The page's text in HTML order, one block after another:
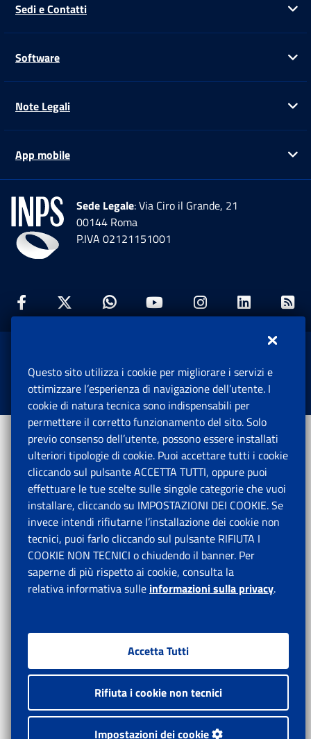
Sedi e Contatti
Software
Note Legali
App mobile
Sede Legale: Via Ciro il Grande, 21
00144 Roma
P.IVA 02121151001
Facebook: Apre una nuova finestra
Twitter: Apre una nuova finestra
Whatsapp: Apre una nuova
Youtube: Apre una
Instagram:
Istituto Nazionale Previdenza Sociale.
Tutti i diritti riservati.
Questo sito utilizza i cookie per migliorare i servizi e
ottimizzare l’esperienza di navigazione dell’utente. I
cookie di natura tecnica sono indispensabili per
permettere il corretto funzionamento del sito. Solo
previo consenso dell’utente, possono essere installati
ulteriori tipologie di cookie. Puoi accettare tutti i cookie
cliccando sul pulsante ACCETTA TUTTI, oppure puoi
effettuare le tue scelte sulle singole categorie che vuoi
installare, cliccando su IMPOSTAZIONI DEI COOKIE. Se
invece intendi rifiutarne l’installazione dei cookie non
tecnici, puoi farlo cliccando sul pulsante RIFIUTA I
COOKIE NON TECNICI o chiudendo il banner. Per
saperne di più rispetto ai cookie, consulta la
relativa informativa sulle informazioni sulla privacy.
Accetta Tutti
Rifiuta i cookie non tecnici
Impostazioni dei cookie